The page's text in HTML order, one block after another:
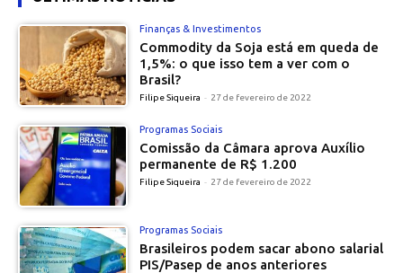
Finanças & Investimentos
Commodity da Soja está em queda de
1,5%: o que isso tem a ver com o
Brasil?
Filipe Siqueira - 27 de fevereiro de 2022
Programas Sociais
Comissão da Câmara aprova Auxílio
permanente de R$ 1.200
Filipe Siqueira - 27 de fevereiro de 2022
Programas Sociais
Brasileiros podem sacar abono salarial
PIS/Pasep de anos anteriores